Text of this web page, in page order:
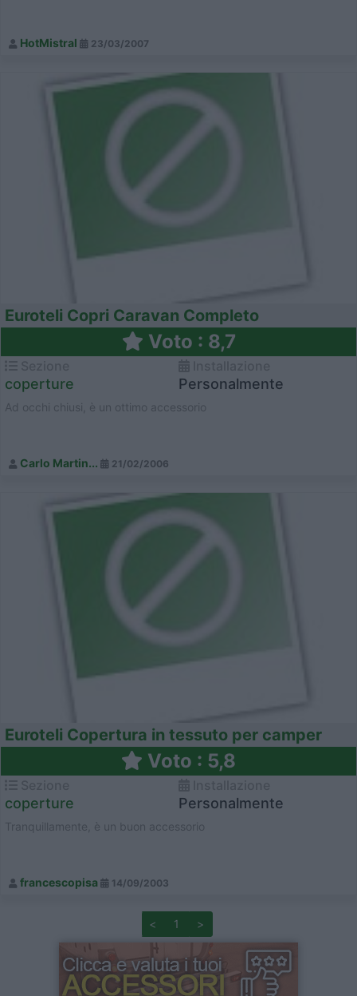
HotMistral 23/03/2007
Euroteli Copri Caravan Completo
Voto : 8,7
coperture Personalmente
Ad occhi chiusi, è un ottimo accessorio
Carlo Martin... 21/02/2006
Euroteli Copertura in tessuto per camper
Voto : 5,8
coperture Personalmente
Tranquillamente, è un buon accessorio
francescopisa 14/09/2003
< 1 >